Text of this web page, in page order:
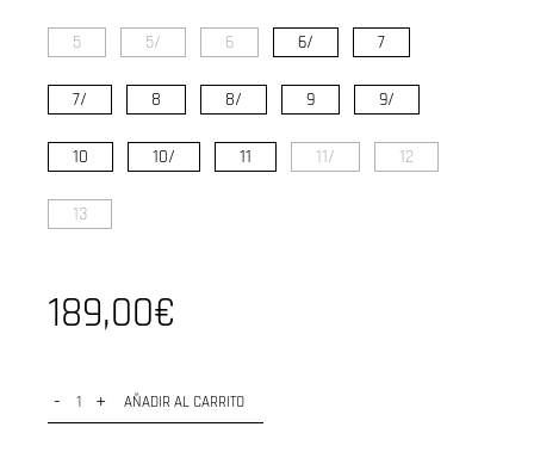
5 5/ 6 6/ 7
7/ 8 8/ 9 9/
10 10/ 11 11/ 12
13
189,00€
- + AÑADIR AL CARRITO